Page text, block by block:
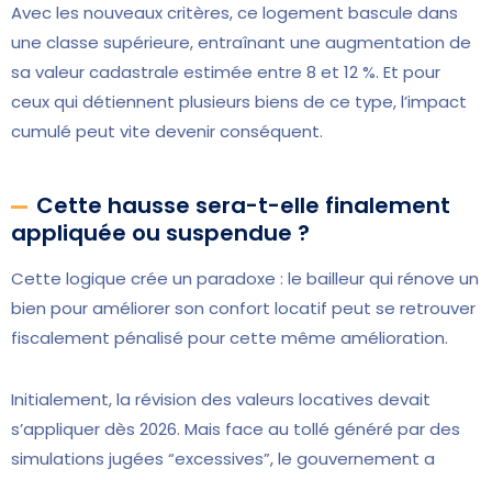
Avec les nouveaux critères, ce logement bascule dans
une classe supérieure, entraînant une augmentation de
sa valeur cadastrale estimée entre 8 et 12 %. Et pour
ceux qui détiennent plusieurs biens de ce type, l’impact
cumulé peut vite devenir conséquent.
Cette hausse sera-t-elle finalement
appliquée ou suspendue ?
Cette logique crée un paradoxe : le bailleur qui rénove un
bien pour améliorer son confort locatif peut se retrouver
fiscalement pénalisé pour cette même amélioration.
Initialement, la révision des valeurs locatives devait
s’appliquer dès 2026. Mais face au tollé généré par des
simulations jugées “excessives”, le gouvernement a